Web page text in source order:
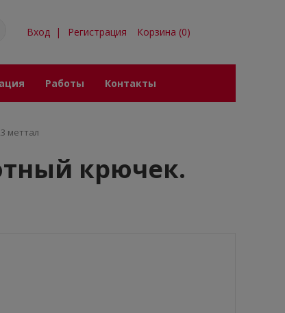
Вход | Регистрация Корзина (0)
Работы Контакты
меттал
крючек.